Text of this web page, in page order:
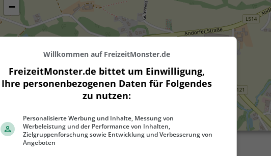
−
1000 ft
Willkommen auf FreizeitMonster.de
FreizeitMonster.de bittet um Einwilligung,
Ihre personenbezogenen Daten für Folgendes
zu nutzen:
Personalisierte Werbung und Inhalte, Messung von
Werbeleistung und der Performance von Inhalten,
Zielgruppenforschung sowie Entwicklung und Verbesserung von
Angeboten